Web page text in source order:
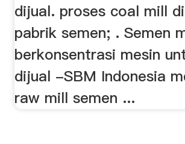
dijual. proses coal mill di
pabrik semen; . Semen
berkonsentrasi mesin
dijual -SBM Indonesia
raw mill semen ...